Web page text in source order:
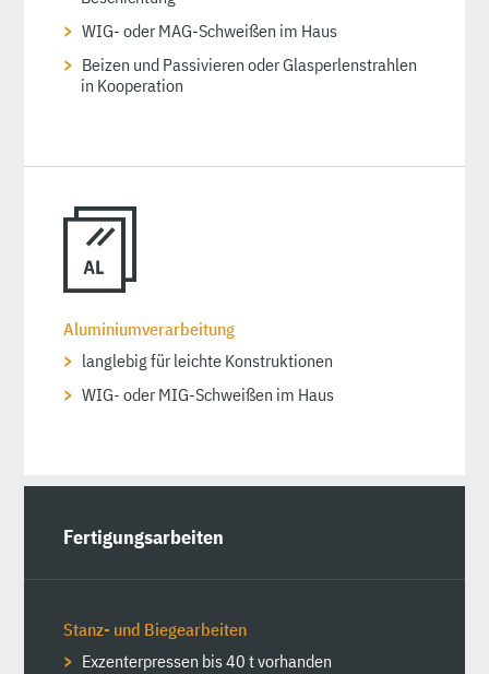
WIG- oder MAG-Schweißen im Haus
Beizen und Passivieren oder Glasperlen­strahlen
in Kooperation
Aluminiumverarbeitung
langlebig für leichte Konstruktionen
WIG- oder MIG-Schweißen im Haus
Fertigungsarbeiten
Stanz- und Biegearbeiten
Exzenterpressen bis 40 t vorhanden